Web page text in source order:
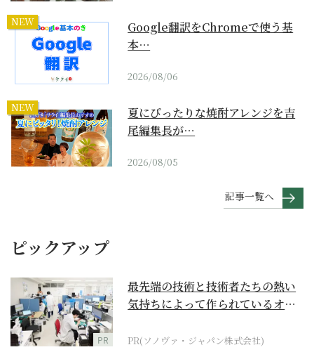
NEW
Google翻訳をChromeで使う基
本…
2026/08/06
NEW
夏にぴったりな焼酎アレンジを吉
尾編集長が…
2026/08/05
記事一覧へ
ピックアップ
PR
最先端の技術と技術者たちの熱い
気持ちによって作られているオー
PR(ソノヴァ・ジャパン株式会社)